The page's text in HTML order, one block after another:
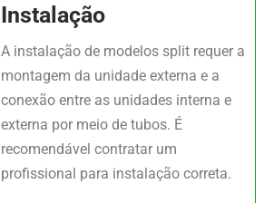
Instalação
A instalação de modelos split requer a
montagem da unidade externa e a
conexão entre as unidades interna e
externa por meio de tubos. É
recomendável contratar um
profissional para instalação correta.